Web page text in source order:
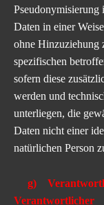
Pseudonymisierung
Daten in einer
ohne Hinzuziehung
spezifischen
sofern diese
werden und
unterliegen, die
Daten nicht einer
natürlichen Person
g)
Verantwortlicher